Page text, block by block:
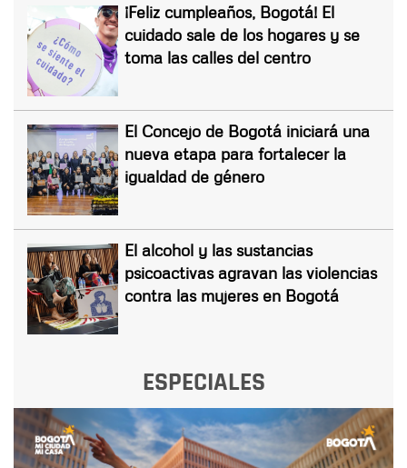
¡Feliz cumpleaños, Bogotá! El
cuidado sale de los hogares y se
toma las calles del centro
El Concejo de Bogotá iniciará una
nueva etapa para fortalecer la
igualdad de género
El alcohol y las sustancias
psicoactivas agravan las violencias
contra las mujeres en Bogotá
ESPECIALES